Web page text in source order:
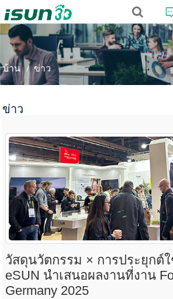
บ้าน ข่าว
ข่าว
วัสดุนวัตกรรม × การประยุกต์
eSUN นำเสนอผลงานที่งาน
Germany 2025